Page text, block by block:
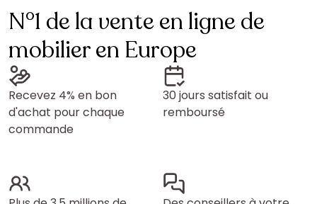
N°1 de la vente en ligne de
mobilier en Europe
Recevez 4% en bon
d'achat pour chaque
commande
30 jours satisfait ou
remboursé